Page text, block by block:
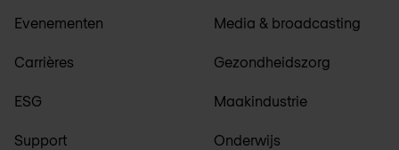
Evenementen
Carrières
ESG
Support
Media & broadcasting
Gezondheidszorg
Maakindustrie
Onderwijs